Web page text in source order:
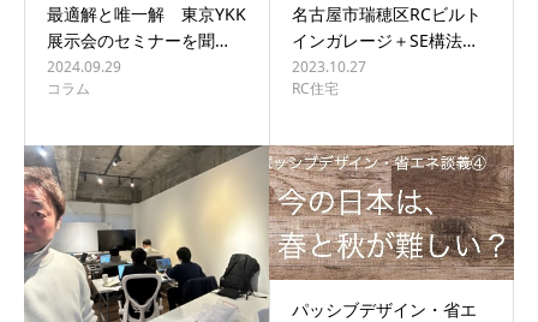
最適解と唯一解 東京YKK
展示会のセミナーを聞…
2024.09.29
コラム
名古屋市瑞穂区RCビルト
インガレージ＋SE構法…
2023.10.27
RC住宅
パッシブデザイン・省エ